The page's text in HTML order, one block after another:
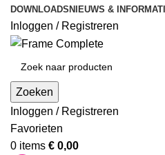
DOWNLOADS NIEUWS &
Inloggen / Registreren
Zoeken
Inloggen / Registreren
Favorieten
0 items € 0,00